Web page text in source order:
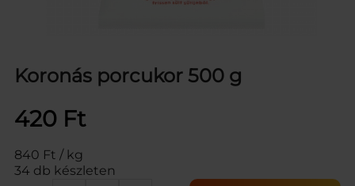
Koronás porcukor 500 g
420 Ft
840 Ft / kg
34 db készleten